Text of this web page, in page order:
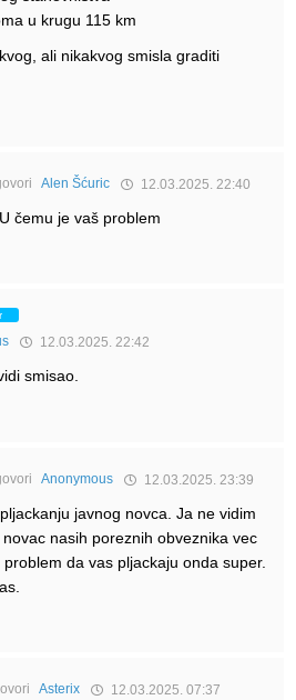
u krugu 115 km
ali nikakvog smisla graditi
Alen Šćuric 12.03.2025. 22:40
čemu je vaš problem
12.03.2025. 22:42
smisao.
Anonymous 12.03.2025. 23:39
javnog novca. Ja ne vidim
nasih poreznih obveznika vec
da vas pljackaju onda super.
Asterix 12.03.2025. 07:37